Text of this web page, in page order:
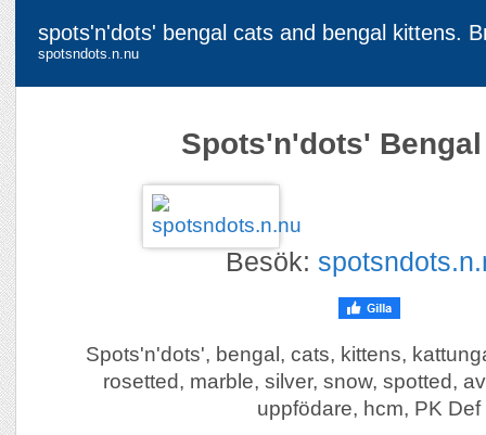
spots'n'dots' bengal cats and bengal kittens.
spotsndots.n.nu
Spots'n'dots'
Besök:
Spots'n'dots', bengal, cats, kittens,
rosetted, marble, silver, snow, spotted,
uppfödare, hcm, PK Def